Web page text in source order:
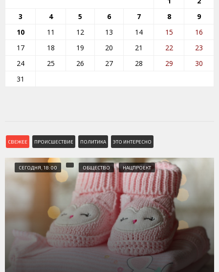
3
4 5 6 7 8
9
10
11 12 13 14 15
16
17
18 19 20 21 22
23
24
25 26 27 28 29
30
31
СВЕЖЕЕ ПРОИСШЕСТВИЕ ПОЛИТИКА ЭТО ИНТЕРЕСНО
СЕГОДНЯ, 18:00 ОБЩЕСТВО НАЦПРОЕКТ